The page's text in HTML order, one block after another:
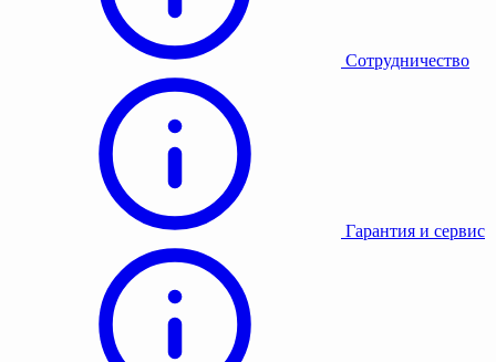
Сотрудничество
Гарантия и сервис